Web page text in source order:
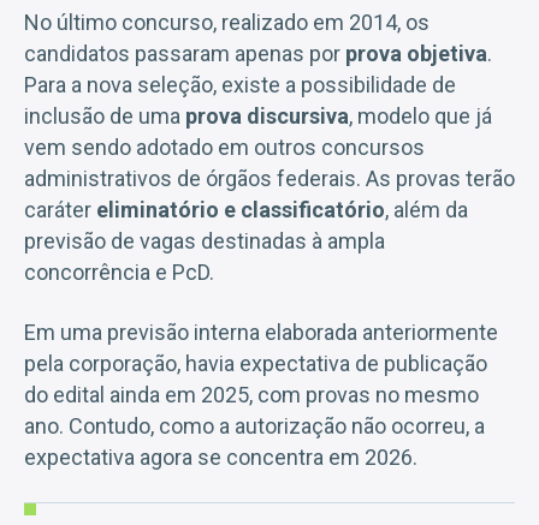
No último concurso, realizado em 2014, os
candidatos passaram apenas por prova objetiva.
Para a nova seleção, existe a possibilidade de
inclusão de uma prova discursiva, modelo que já
vem sendo adotado em outros concursos
administrativos de órgãos federais. As provas terão
caráter eliminatório e classificatório, além da
previsão de vagas destinadas à ampla
concorrência e PcD.
Em uma previsão interna elaborada anteriormente
pela corporação, havia expectativa de publicação
do edital ainda em 2025, com provas no mesmo
ano. Contudo, como a autorização não ocorreu, a
expectativa agora se concentra em 2026.